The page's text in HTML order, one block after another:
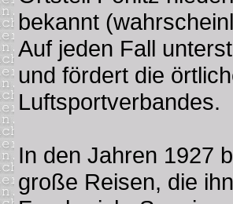
bekannt
Auf jeden Fall
und fördert die
Luftsportverbandes.
In den Jahren 1927
große Reisen, die